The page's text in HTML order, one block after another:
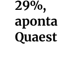
29%,
aponta
Quaest